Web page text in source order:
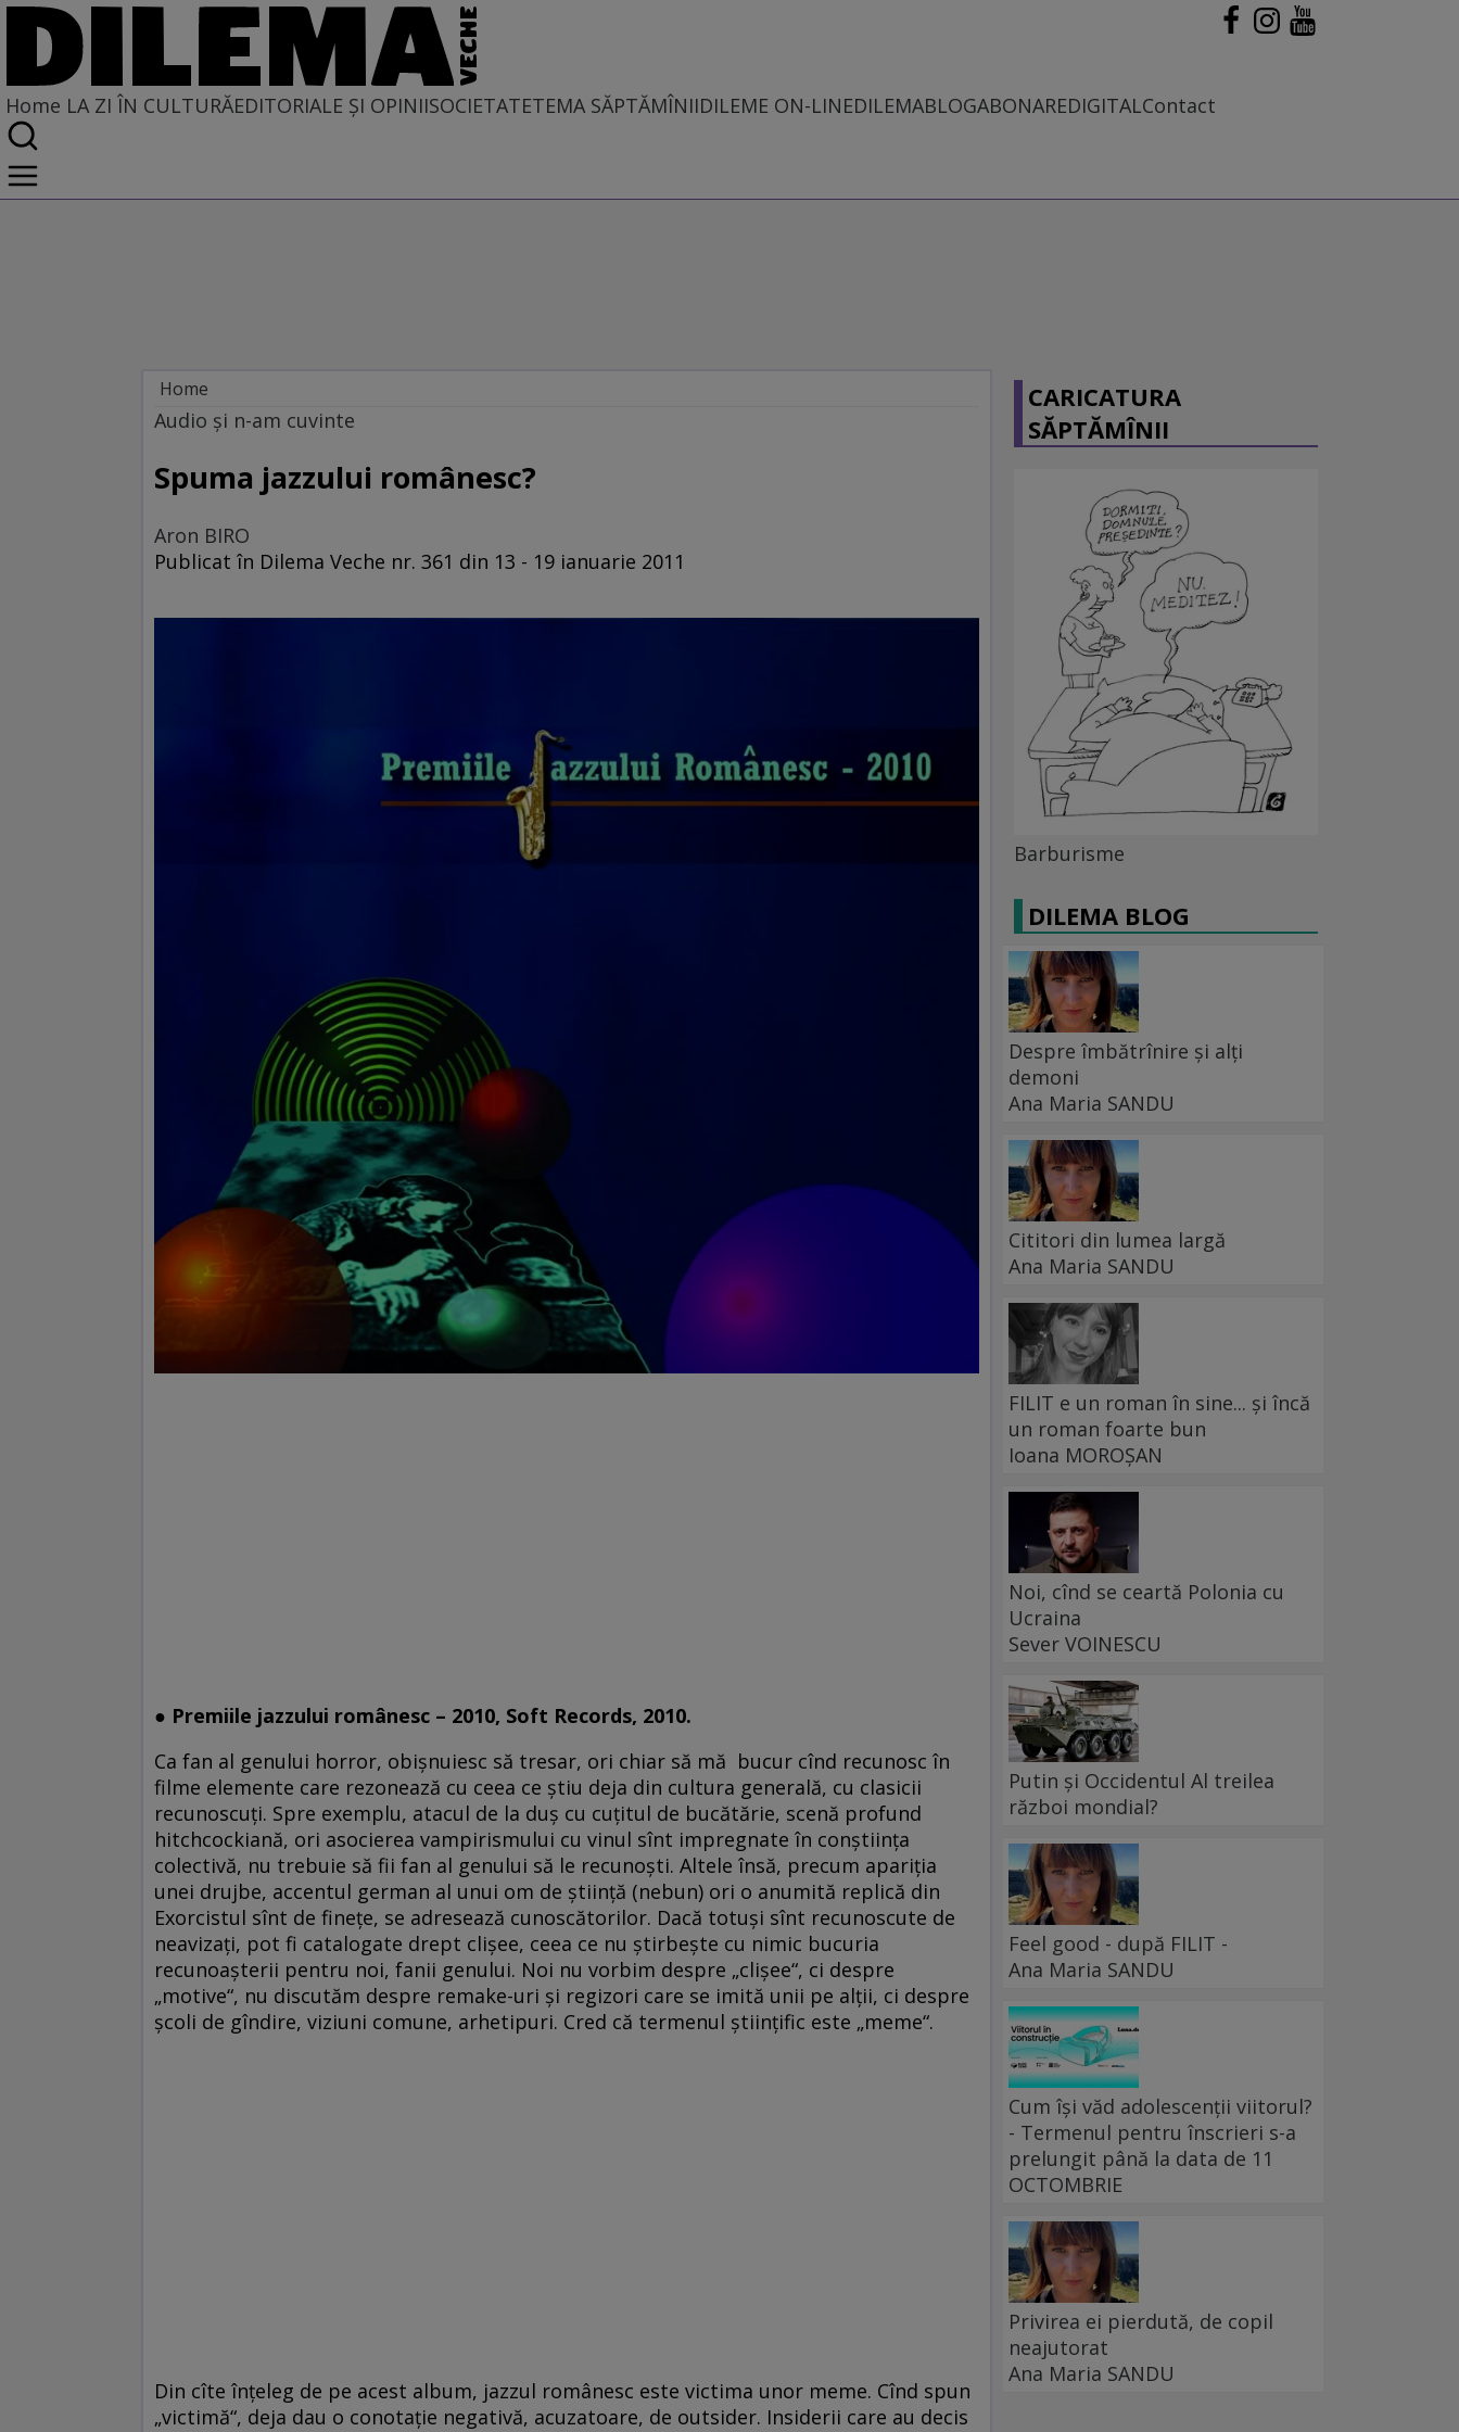
Home LA ZI ÎN CULTURĂEDITORIALE ȘI OPINIISOCIETATETEMA SĂPTĂMÎNIIDILEME ON-LINEDILEMABLOGABONAREDIGITALContact
Home
La zi în cultură
MUZICĂ
Audio şi n-am cuvinte
Spuma jazzului românesc?
Aron BIRO
Publicat în Dilema Veche nr. 361 din 13 - 19 ianuarie 2011
● Premiile jazzului românesc – 2010, Soft Records, 2010.
Ca fan al genului horror, obişnuiesc să tresar, ori chiar să mă bucur cînd recunosc în
filme elemente care rezonează cu ceea ce ştiu deja din cultura generală, cu clasicii
recunoscuţi. Spre exemplu, atacul de la duş cu cuţitul de bucătărie, scenă profund
hitchcockiană, ori asocierea vampirismului cu vinul sînt impregnate în conştiinţa
colectivă, nu trebuie să fii fan al genului să le recunoşti. Altele însă, precum apariţia
unei drujbe, accentul german al unui om de ştiinţă (nebun) ori o anumită replică din
Exorcistul sînt de fineţe, se adresează cunoscătorilor. Dacă totuşi sînt recunoscute de
neavizaţi, pot fi catalogate drept clişee, ceea ce nu ştirbeşte cu nimic bucuria
recunoaşterii pentru noi, fanii genului. Noi nu vorbim despre „clişee“, ci despre
„motive“, nu discutăm despre remake-uri şi regizori care se imită unii pe alţii, ci despre
şcoli de gîndire, viziuni comune, arhetipuri. Cred că termenul ştiinţific este „meme“.
Din cîte înţeleg de pe acest album, jazzul românesc este victima unor meme. Cînd spun
„victimă“, deja dau o conotaţie negativă, acuzatoare, de outsider. Insiderii care au decis
CARICATURA
SĂPTĂMÎNII
Barburisme
DILEMA BLOG
Despre îmbătrînire și alți
demoni
Ana Maria SANDU
Cititori din lumea largă
Ana Maria SANDU
FILIT e un roman în sine... și încă
un roman foarte bun
Ioana MOROȘAN
Noi, cînd se ceartă Polonia cu
Ucraina
Sever VOINESCU
Putin și Occidentul Al treilea
război mondial?
Feel good - după FILIT -
Ana Maria SANDU
Cum își văd adolescenții viitorul?
- Termenul pentru înscrieri s-a
prelungit până la data de 11
OCTOMBRIE
Privirea ei pierdută, de copil
neajutorat
Ana Maria SANDU